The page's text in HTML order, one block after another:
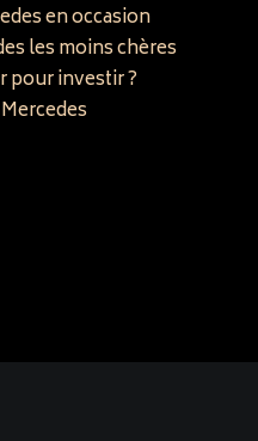
en occasion
les moins chères
pour investir ?